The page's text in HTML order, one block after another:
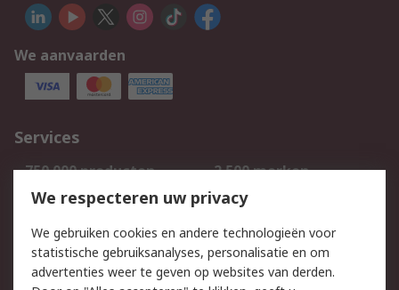
We aanvaarden
Services
750.000 producten
2.500 merken
Bestellen
Inkoopoplossingen
Track & Trace
We respecteren uw privacy
We gebruiken cookies en andere technologieën voor
statistische gebruiksanalyses, personalisatie en om
advertenties weer te geven op websites van derden.